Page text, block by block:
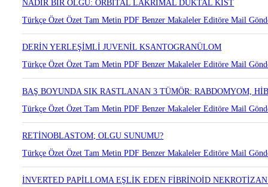
Türkçe ÖzetÖzetTam MetinPDFBenzer MakalelerEditöre Mail
NADİR BİR OLGU: ORBİTAL LAKRİMAL DUKTAL KİST
Türkçe ÖzetÖzetTam MetinPDFBenzer MakalelerEditöre Mail
DERİN YERLEŞİMLİ JUVENİL KSANTOGRANÜLOM
Türkçe ÖzetÖzetTam MetinPDFBenzer MakalelerEditöre Mail
BAŞ BOYUNDA SIK RASTLANAN 3 TÜMÖR: RABDOMYOM,
Türkçe ÖzetÖzetTam MetinPDFBenzer Makaleler
RETİNOBLASTOM; OLGU SUNUMU?
Türkçe ÖzetÖzetTam MetinPDFBenzer MakalelerEditöre Mail